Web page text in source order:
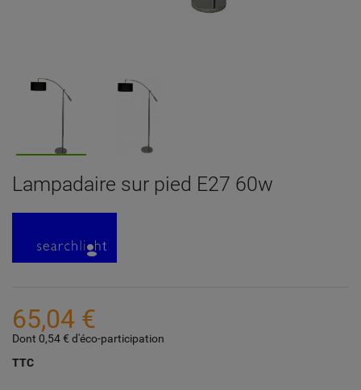
Lampadaire sur pied E27 60w
65,04 €
Dont 0,54 € d'éco-participation
TTC